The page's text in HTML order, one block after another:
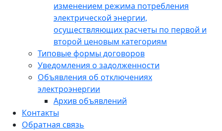
изменением режима потребления
электрической энергии,
осуществляющих расчеты по первой и
второй ценовым категориям
Типовые формы договоров
Уведомления о задолженности
Объявления об отключениях
электроэнергии
Архив объявлений
Контакты
Обратная связь